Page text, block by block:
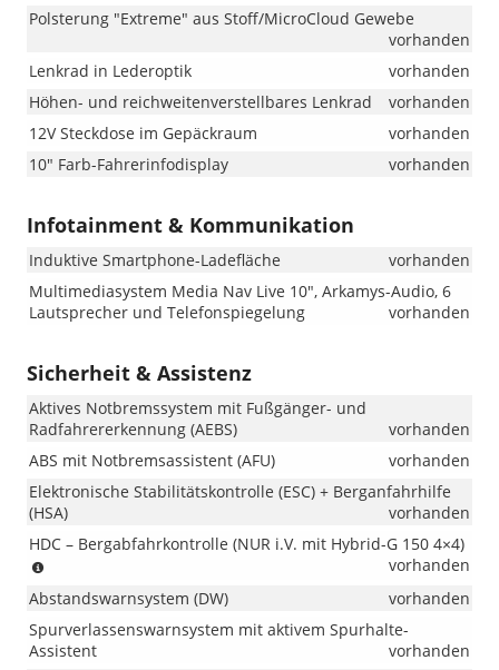
Polsterung "Extreme" aus Stoff/MicroCloud Gewebe
vorhanden
Lenkrad in Lederoptik
vorhanden
Höhen- und reichweitenverstellbares Lenkrad
vorhanden
12V Steckdose im Gepäckraum
vorhanden
10" Farb-Fahrerinfodisplay
vorhanden
Infotainment & Kommunikation
Induktive Smartphone-Ladefläche
vorhanden
Multimediasystem Media Nav Live 10", Arkamys-Audio, 6
Lautsprecher und Telefonspiegelung
vorhanden
Sicherheit & Assistenz
Aktives Notbremssystem mit Fußgänger- und
Radfahrererkennung (AEBS)
vorhanden
ABS mit Notbremsassistent (AFU)
vorhanden
Elektronische Stabilitätskontrolle (ESC) + Berganfahrhilfe
(HSA)
vorhanden
HDC – Bergabfahrkontrolle (NUR i.V. mit Hybrid-G 150 4×4)
mit
Hybrid-
G
vorhanden
Abstandswarnsystem (DW)
vorhanden
Spurverlassenswarnsystem mit aktivem Spurhalte-
Assistent
vorhanden